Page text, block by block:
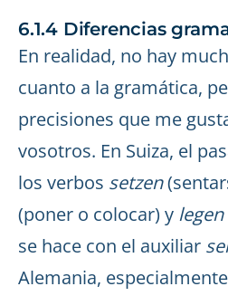
6.1.4 Diferencias
En realidad, no hay
cuanto a la gramática,
precisiones que me
vosotros. En Suiza, el
los verbos setzen
(poner o colocar) y legen
se hace con el auxiliar
Alemania,